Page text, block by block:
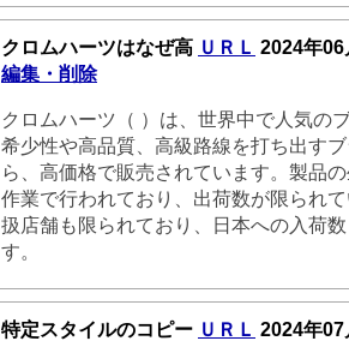
クロムハーツはなぜ高 ＵＲＬ 2024年06
編集・削除
クロムハーツ（ ）は、世界中で人気の
希少性や高品質、高級路線を打ち出す
ら、高価格で販売されています。製品
作業で行われており、出荷数が限られ
扱店舗も限られており、日本への入荷
す。
特定スタイルのコピー ＵＲＬ 2024年07